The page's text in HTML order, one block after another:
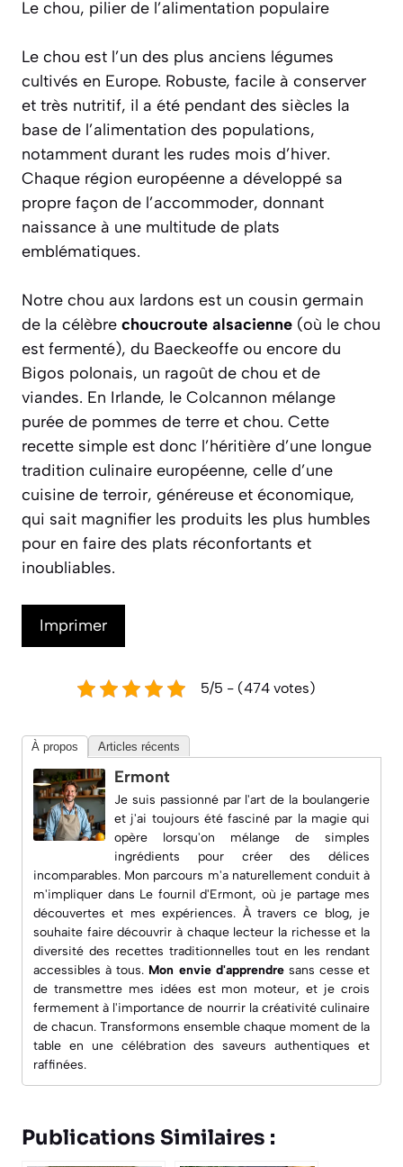
Le chou, pilier de l’alimentation populaire
Le chou est l’un des plus anciens légumes
cultivés en Europe. Robuste, facile à conserver
et très nutritif, il a été pendant des siècles la
base de l’alimentation des populations,
notamment durant les rudes mois d’hiver.
Chaque région européenne a développé sa
propre façon de l’accommoder, donnant
naissance à une multitude de plats
emblématiques.
Notre chou aux lardons est un cousin germain
de la célèbre choucroute alsacienne (où le chou
est fermenté), du Baeckeoffe ou encore du
Bigos polonais, un ragoût de chou et de
viandes. En Irlande, le Colcannon mélange
purée de pommes de terre et chou. Cette
recette simple est donc l’héritière d’une longue
tradition culinaire européenne, celle d’une
cuisine de terroir, généreuse et économique,
qui sait magnifier les produits les plus humbles
pour en faire des plats réconfortants et
inoubliables.
Imprimer
5/5 - (474 votes)
À propos Articles récents
Ermont
Je suis passionné par l'art de la boulangerie
et j'ai toujours été fasciné par la magie qui
opère lorsqu'on mélange de simples
ingrédients pour créer des délices
incomparables. Mon parcours m'a naturellement conduit à
m'impliquer dans Le fournil d'Ermont, où je partage mes
découvertes et mes expériences. À travers ce blog, je
souhaite faire découvrir à chaque lecteur la richesse et la
diversité des recettes traditionnelles tout en les rendant
accessibles à tous. Mon envie d'apprendresans cesse et
de transmettre mes idées est mon moteur, et je crois
fermement à l'importance de nourrir la créativité culinaire
de chacun. Transformons ensemble chaque moment de la
table en une célébration des saveurs authentiques et
raffinées.
Publications Similaires :